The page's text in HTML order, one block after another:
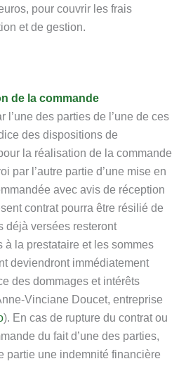
pour couvrir les frais
et de gestion.
de la commande
l’une des parties de l’une de ces
des dispositions de
la réalisation de la commande
par l’autre partie d’une mise en
avec avis de réception
contrat pourra être résilié de
déjà versées resteront
à la prestataire et les sommes
deviendront immédiatement
des dommages et intérêts
Vinciane Doucet, entreprise
). En cas de rupture du contrat ou
du fait d’une des parties,
partie une indemnité financière